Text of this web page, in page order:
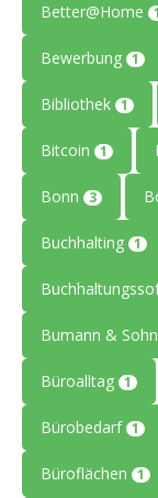
Better@Home
Bewerbung 1
Bibliothek 1
Bitcoin 1
Bonn 3
Buchhalting 1
Bumann & Sohn
Büroalltag 1
Bürobedarf 1
Büroflächen 1